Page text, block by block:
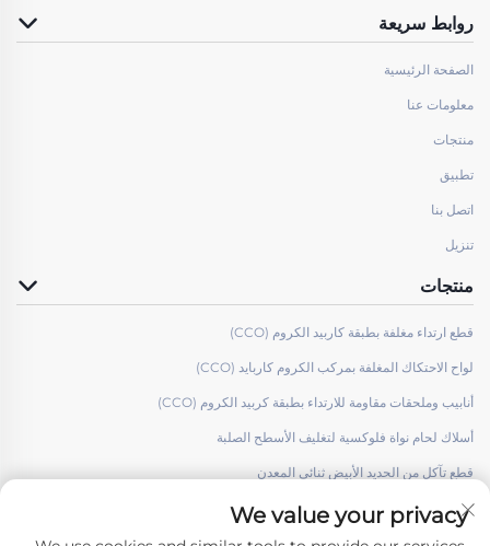
روابط سريعة
الصفحة الرئيسية
معلومات عنا
منتجات
تطبيق
اتصل بنا
تنزيل
منتجات
قطع ارتداء مغلفة بطبقة كاربيد الكروم (CCO)
لواح الاحتكاك المغلفة بمركب الكروم كاربايد (CCO)
أنابيب وملحقات مقاومة للارتداء بطبقة كربيد الكروم (CCO)
أسلاك لحام نواة فلوكسية لتغليف الأسطح الصلبة
قطع تآكل من الحديد الأبيض ثنائي المعدن
We value your privacy